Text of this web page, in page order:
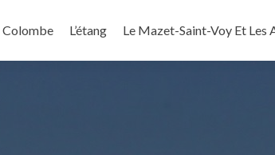
Colombe L’étang Le Mazet-Saint-Voy Et Les